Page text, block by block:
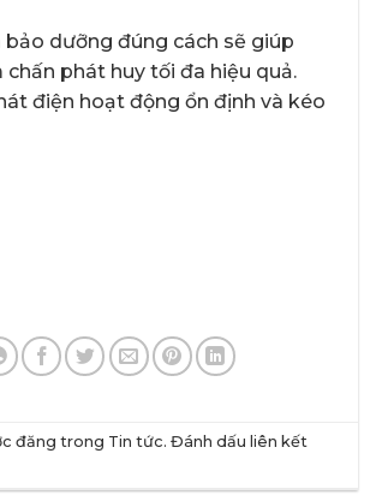
bảo dưỡng đúng cách sẽ giúp
chấn phát huy tối đa hiệu quả.
điện hoạt động ổn định và kéo
đăng trong Tin tức. Đánh dấu liên kết